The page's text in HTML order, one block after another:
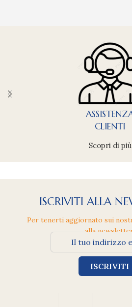
CLIENTI
Scopri di più
ISCRIVITI ALLA
Per tenerti aggiornato sui
alla